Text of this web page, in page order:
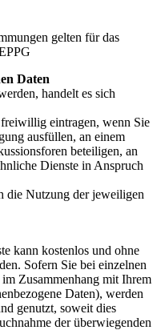
gelten für das
Daten
handelt es sich
eintragen, wenn Sie
ausfüllen, an einem
beteiligen, an
Dienste in Anspruch
die Nutzung der jeweiligen
kann kostenlos und ohne
Sofern Sie bei einzelnen
Zusammenhang mit Ihrem
Daten), werden
genutzt, soweit dies
der überwiegenden